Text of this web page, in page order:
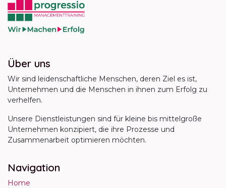
Über uns
Wir sind leidenschaftliche Menschen, deren Ziel es ist,
Unternehmen und die Menschen in ihnen zum Erfolg zu
verhelfen.
Unsere Dienstleistungen sind für kleine bis mittelgroße
Unternehmen konzipiert, die ihre Prozesse und
Zusammenarbeit optimieren möchten.
Navigation
Home